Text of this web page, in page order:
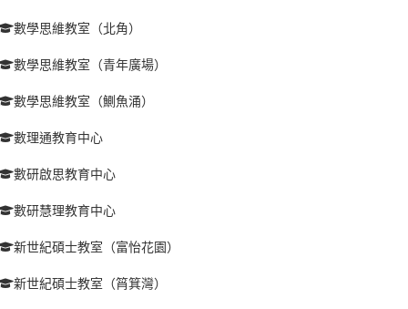
數學思維教室（北角）
數學思維教室（青年廣場）
數學思維教室（鰂魚涌）
數理通教育中心
數研啟思教育中心
數研慧理教育中心
新世紀碩士教室（富怡花園）
新世紀碩士教室（筲箕灣）